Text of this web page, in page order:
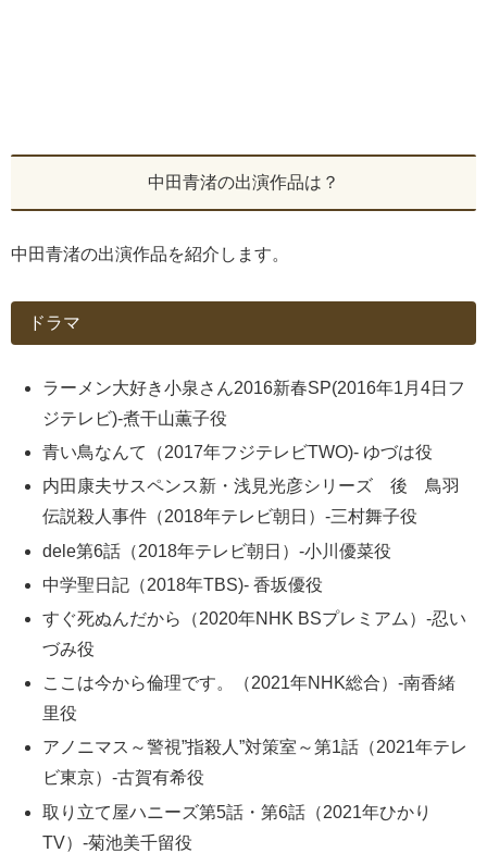
中田青渚の出演作品は？
中田青渚の出演作品を紹介します。
ドラマ
ラーメン大好き小泉さん2016新春SP(2016年1月4日フ
ジテレビ)-煮干山薫子役
青い鳥なんて（2017年フジテレビTWO)- ゆづは役
内田康夫サスペンス新・浅見光彦シリーズ 後 鳥羽
伝説殺人事件（2018年テレビ朝日）-三村舞子役
dele第6話（2018年テレビ朝日）-小川優菜役
中学聖日記（2018年TBS)- 香坂優役
すぐ死ぬんだから（2020年NHK BSプレミアム）-忍い
づみ役
ここは今から倫理です。（2021年NHK総合）-南香緒
里役
アノニマス～警視”指殺人”対策室～第1話（2021年テレ
ビ東京）-古賀有希役
取り立て屋ハニーズ第5話・第6話（2021年ひかり
TV）-菊池美千留役